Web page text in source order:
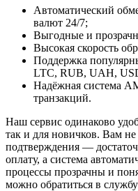
Автоматический
валют 24/7;
Выгодные и
Высокая скорость
Поддержка
LTC, RUB, UAH,
Надёжная система
транзакций.
Наш сервис одинаково
так и для новичков. Вам
подтверждения —
оплату, а система
процессы прозрачны и
можно обратиться в